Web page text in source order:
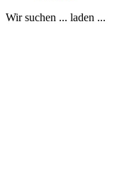
Wir suchen ... laden ...